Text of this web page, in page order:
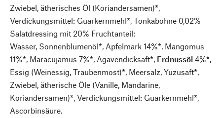
Zwiebel, ätherisches Öl (Koriandersamen)*,
Verdickungsmittel: Guarkernmehl*, Tonkabohne 0,02%
Salatdressing mit 20% Fruchtanteil:
Wasser, Sonnenblumenöl*, Apfelmark 14%*, Mangomus
11%*, Maracujamus 7%*, Agavendicksaft*, Erdnussöl 4%*,
Essig (Weinessig, Traubenmost)*, Meersalz, Yuzusaft*,
Zwiebel, ätherische Öle (Vanille, Mandarine,
Koriandersamen)*, Verdickungsmittel: Guarkernmehl*,
Ascorbinsäure.